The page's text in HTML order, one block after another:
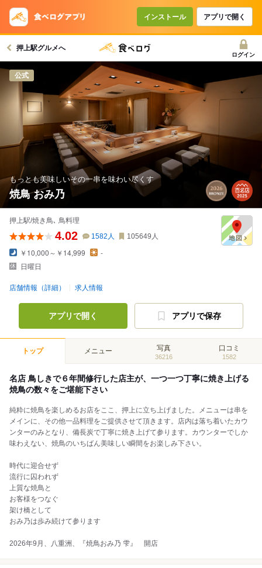
インストール アプリで開く
押上駅グルメへ
ログイン
公式
もっとも美味しいその一串を味わい尽くす
焼鳥 おみ乃
押上駅/焼き鳥､ 鳥料理
4.02 1582 人 105649 人
￥10,000～￥14,999
-
日曜日
店舗情報（詳細） 求人情報
アプリで開く アプリで保存
トップ メニュー 写真
36216
口コミ
1582
名店 鳥しきで６年間修行した店主が、一つ一つ丁寧に焼き上げる
焼鳥の数々をご堪能下さい
純粋に焼鳥を楽しめるお店をここ、押上に立ち上げました。メニューは串を
メインに、その他一品料理をご提供させて頂きます。店内は落ち着いたカウ
ンターのみとなり、備長炭で丁寧に焼き上げて参ります。カウンターでしか
味わえない、焼鳥のいちばん美味しい瞬間をお楽しみ下さい。
時代に迎合せず
流行に囚われず
上質な焼鳥と
お客様をつなぐ
架け橋として
おみ乃は歩み続けて参ります
2026年9月、八重洲、『焼鳥おみ乃 雫』 開店